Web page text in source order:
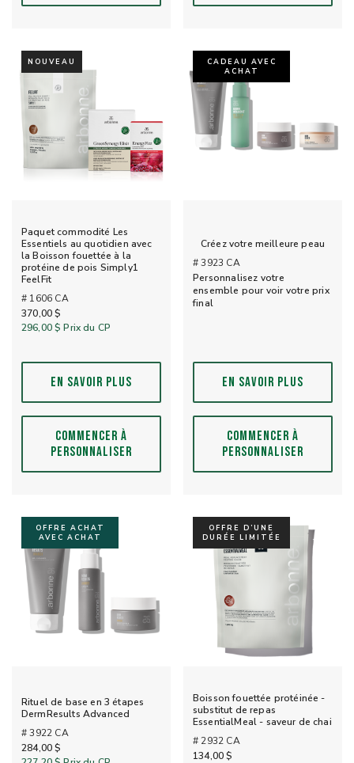
NOUVEAU
Paquet commodité Les
Essentiels au quotidien avec
la Boisson fouettée à la
protéine de pois Simply1
FeelFit
# 1606 CA
370,00 $
296,00 $ Prix du CP
EN SAVOIR PLUS
COMMENCER À
PERSONNALISER
CADEAU AVEC
ACHAT
Créez votre meilleure peau
# 3923 CA
Personnalisez votre
ensemble pour voir votre prix
final
EN SAVOIR PLUS
COMMENCER À
PERSONNALISER
OFFRE ACHAT
AVEC ACHAT
Rituel de base en 3 étapes
DermResults Advanced
# 3922 CA
284,00 $
OFFRE D’UNE
DURÉE LIMITÉE
Boisson fouettée protéinée -
substitut de repas
EssentialMeal - saveur de chai
# 2932 CA
134,00 $